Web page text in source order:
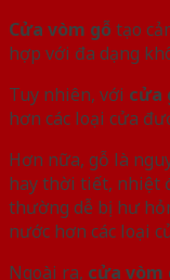
Cửa vòm gỗ tạo
hợp với đa dạng
Tuy nhiên, với cửa
hơn các loại cửa
Hơn nữa, gỗ là
hay thời tiết, nhiệt
thường dễ bị hư
nước hơn các loại
Ngoài ra, cửa vòm